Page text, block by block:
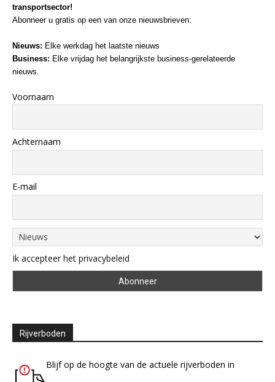
transportsector!
Abonneer u gratis op een van onze nieuwsbrieven:
Nieuws: Elke werkdag het laatste nieuws
Business: Elke vrijdag het belangrijkste business-gerelateerde
nieuws.
Voornaam
Achternaam
E-mail
Ik accepteer het privacybeleid
Rijverboden
Blijf op de hoogte van de actuele rijverboden in